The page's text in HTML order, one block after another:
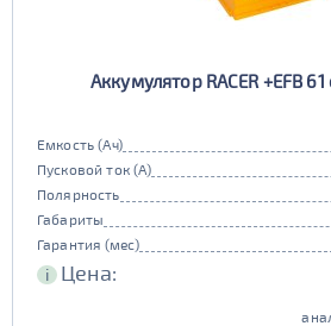
Аккумулятор RACER +EFB
Емкость (Ач)
Пусковой ток (А)
Полярность
Габариты
Гарантия (мес)
i Цена: